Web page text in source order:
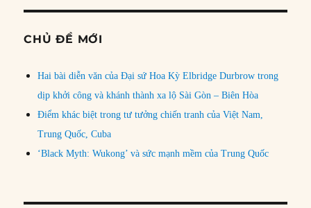
CHỦ ĐỀ MỚI
Hai bài diễn văn của Đại sứ Hoa Kỳ Elbridge Durbrow trong
dịp khởi công và khánh thành xa lộ Sài Gòn – Biên Hòa
Điểm khác biệt trong tư tưởng chiến tranh của Việt Nam,
Trung Quốc, Cuba
‘Black Myth: Wukong’ và sức mạnh mềm của Trung Quốc